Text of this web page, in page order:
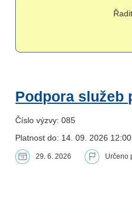
Podpora služeb
Číslo výzvy: 085
Platnost do: 14. 09. 2026 12:00
29. 6. 2026 Určeno